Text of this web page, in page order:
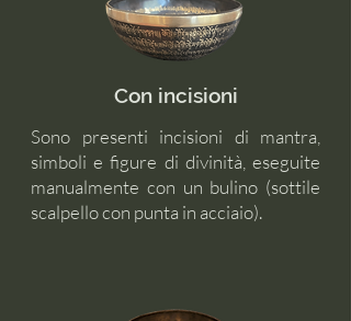
Con incisioni
Sono presenti incisioni di mantra,
simboli e figure di divinità, eseguite
manualmente con un bulino (sottile
scalpello con punta in acciaio).